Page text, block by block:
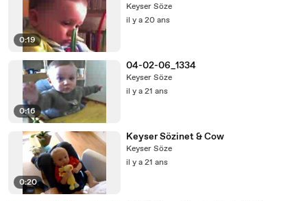
0:19
Keyser Söze
il y a 20 ans
0:16
04-02-06_1334
Keyser Söze
il y a 21 ans
0:20
Keyser Sözinet & Cow
Keyser Söze
il y a 21 ans